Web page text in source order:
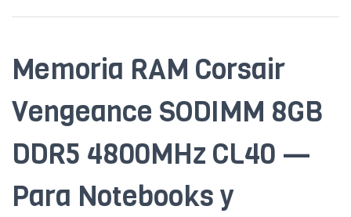
Memoria RAM Corsair
Vengeance SODIMM 8GB
DDR5 4800MHz CL40 —
Para Notebooks y